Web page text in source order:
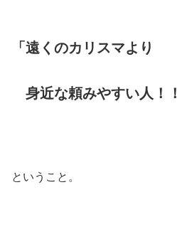
「遠くのカリスマより
身近な頼みやすい人！！
ということ。